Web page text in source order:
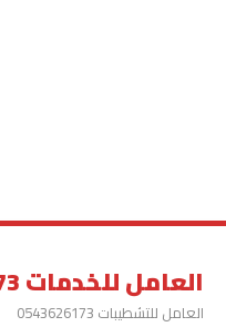
العامل للخدمات 0543626173
العامل للتشطيبات 0543626173